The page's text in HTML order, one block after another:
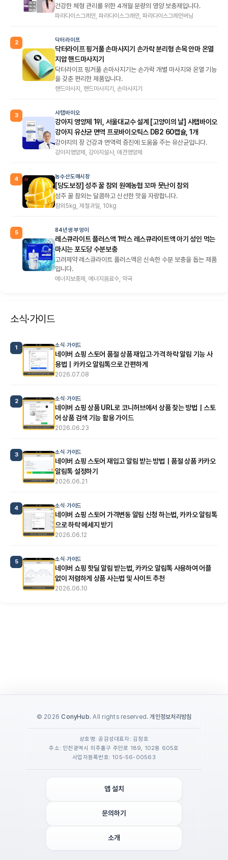
건강한 체형 관리를 위한 4개월 분량의 영양 보충제입니다.
파라다이스그레인, 파라다이스그래인, 파라다이스그레인버닝
2 닥터라이프
닥터라이프 핑거풀 손마사지기 손가락 분리형 손목 안마 온열
지압 핸드마사지기
닥터라이프 핑거풀 손마사지기는 손가락 개별 마사지와 온열 기능
을 갖춘 편리한 제품입니다.
핸드마사지, 핸드마사지기, 손마사지기
3 샤랩바이오
강아지 영양제 1위, 서울대교수 설계 [고양이의 날] 샤랩바이오
강아지 유산균 면역 프로바이오틱스 DB2 60캡슐, 1개
강아지의 장 건강과 면역력 증진에 도움을 주는 유산균입니다.
강아지영양제, 강아지설사, 애견영양제
4 농수산도매시장
[당도보장] 성주 꿀 참외 원예농협 꼬마 못난이 참외
성주 꿀 참외는 달콤하고 신선한 맛을 자랑합니다.
참외5kg, 제철과일, 10kg
5 84년생 부엉이
레스큐라이트 플러스액 1박스 레스큐라이트액 아기 성인 먹는
마시는 포도당 수분보충
고려제약 레스큐라이트 플러스액은 신속한 수분 보충을 돕는 제품
입니다.
에너지보충제, 에너지음료수, 약국
소식·가이드
1 소식·가이드
네이버 쇼핑 스토어 품절 상품 재입고·가격 하락 알림 기능 사
용법｜카카오 알림톡으로 간편하게
2026.07.08
2 소식·가이드
네이버 쇼핑 상품 URL로 코니허브에서 상품 찾는 방법｜스토
어 상품 검색 기능 활용 가이드
2026.06.23
3 소식·가이드
네이버 쇼핑 스토어 재입고 알림 받는 방법｜품절 상품 카카오
알림톡 설정하기
2026.06.21
4 소식·가이드
네이버 쇼핑 스토어 가격변동 알림 신청 하는법, 카카오 알림톡
으로 하락 메세지 받기
2026.06.12
5 소식·가이드
네이버 쇼핑 핫딜 알림 받는법, 카카오 알림톡 사용하여 어플
없이 저렴하게 상품 사는법 및 사이트 추천
2026.06.10
© 2026ConyHub. All rights reserved.개인정보처리방침
상호명: 공감성 대표자: 김정호
주소: 인천광역시 미추홀구 주안로 189, 102동 605호
사업자등록번호: 105-56-00563
앱 설치
문의하기
소개